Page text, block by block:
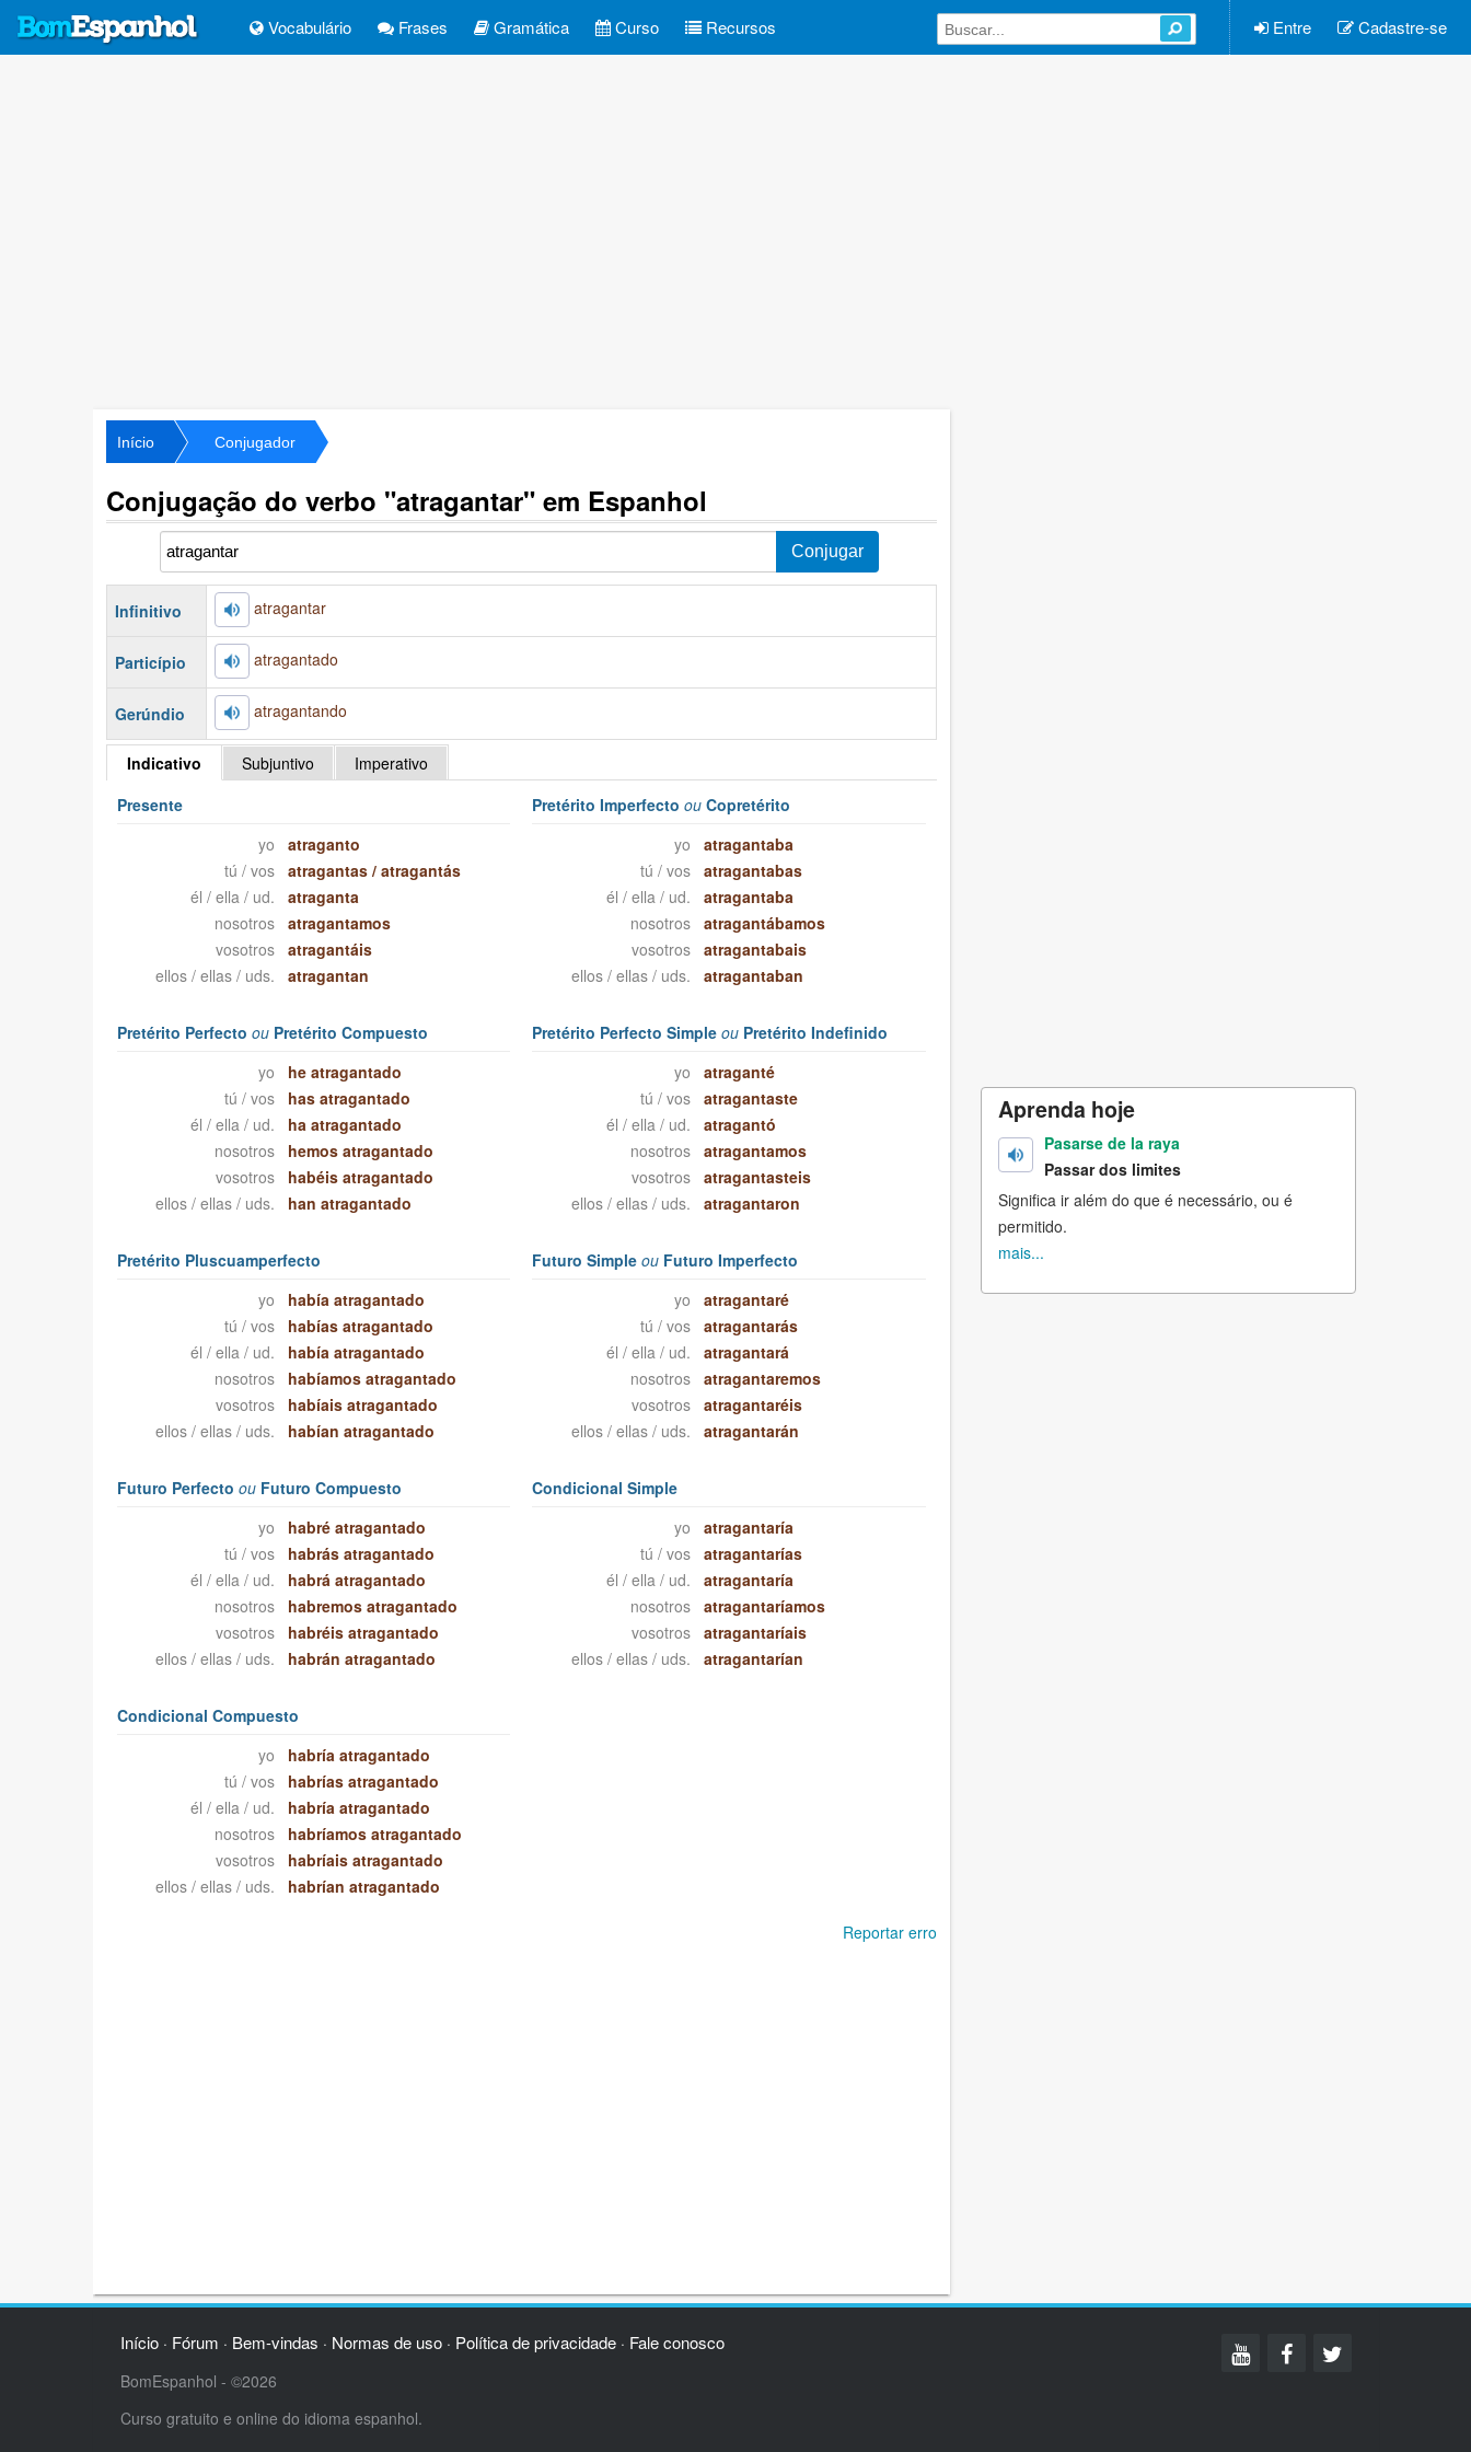
Vocabulário Frases Gramática Curso Recursos Entre Cadastre-se
Início Conjugador
Conjugação do verbo "atragantar" em Espanhol
Infinitivo atragantar
Particípio atragantado
Gerúndio atragantando
Indicativo Subjuntivo
Imperativo
Presente
yo
atraganto
tú / vos
atragantas /atragantás
él / ella / ud.
atraganta
nosotros
atragantamos
vosotros
atragantáis
ellos / ellas / uds.
atragantan
Pretérito Imperfectoou Copretérito
yo
atragantaba
tú / vos
atragantabas
él / ella / ud.
atragantaba
nosotros
atragantábamos
vosotros
atragantabais
ellos / ellas / uds.
atragantaban
Pretérito Perfecto ouPretérito Compuesto
yo
he atragantado
tú / vos
has atragantado
él / ella / ud.
ha atragantado
nosotros
hemos atragantado
vosotros
habéis atragantado
ellos / ellas / uds.
han atragantado
Pretérito Perfecto Simpleou Pretérito Indefinido
yo
atraganté
tú / vos
atragantaste
él / ella / ud.
atragantó
nosotros
atragantamos
vosotros
atragantasteis
ellos / ellas / uds.
atragantaron
Pretérito Pluscuamperfecto
yo
había atragantado
tú / vos
habías atragantado
él / ella / ud.
había atragantado
nosotros
habíamos atragantado
vosotros
habíais atragantado
ellos / ellas / uds.
habían atragantado
Futuro Simpleou Futuro Imperfecto
yo
atragantaré
tú / vos
atragantarás
él / ella / ud.
atragantará
nosotros
atragantaremos
vosotros
atragantaréis
ellos / ellas / uds.
atragantarán
Futuro Perfecto ouFuturo Compuesto
yo
habré atragantado
tú / vos
habrás atragantado
él / ella / ud.
habrá atragantado
nosotros
habremos atragantado
vosotros
habréis atragantado
ellos / ellas / uds.
habrán atragantado
Condicional Simple
yo
atragantaría
tú / vos
atragantarías
él / ella / ud.
atragantaría
nosotros
atragantaríamos
vosotros
atragantaríais
ellos / ellas / uds.
atragantarían
Condicional Compuesto
yo
habría atragantado
tú / vos
habrías atragantado
él / ella / ud.
habría atragantado
nosotros
habríamos atragantado
vosotros
habríais atragantado
ellos / ellas / uds.
habrían atragantado
Reportar erro
Aprenda hoje
Pasarse de la raya
Passar dos limites
Significa ir além do que é necessário, ou é
permitido.
mais...
Início· Fórum · Bem-vindas · Normas de uso· Política de privacidade· Fale conosco
BomEspanhol - ©2026
Curso gratuito e online do idioma espanhol.